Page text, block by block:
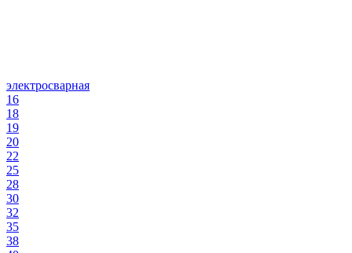
электросварная
16
18
19
20
22
25
28
30
32
35
38